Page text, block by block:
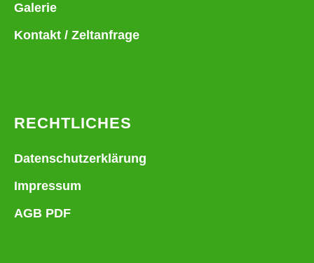
Galerie
Kontakt / Zeltanfrage
RECHTLICHES
Datenschutzerklärung
Impressum
AGB PDF